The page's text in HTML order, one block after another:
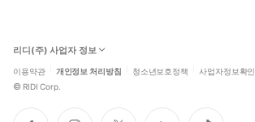
리디(주) 사업자 정보
이용약관 개인정보 처리방침 청소년보호정책 사업자정보확인
© RIDI Corp.